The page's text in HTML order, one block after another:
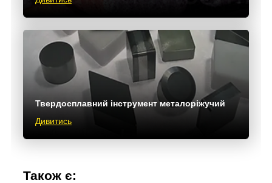
Твердосплавний інструмент металоріжучий
Дивитись
Також є: